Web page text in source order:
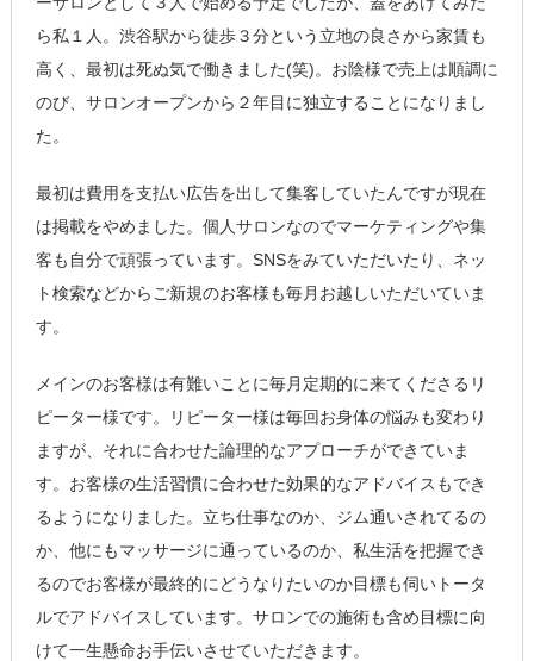
ら私１人。渋谷駅から徒歩３分という立地の良さから家賃も
高く、最初は死ぬ気で働きました(笑)。お陰様で売上は順調に
のび、サロンオープンから２年目に独立することになりまし
た。
最初は費用を支払い広告を出して集客していたんですが現在
は掲載をやめました。個人サロンなのでマーケティングや集
客も自分で頑張っています。SNSをみていただいたり、ネッ
ト検索などからご新規のお客様も毎月お越しいただいていま
す。
メインのお客様は有難いことに毎月定期的に来てくださるリ
ピーター様です。リピーター様は毎回お身体の悩みも変わり
ますが、それに合わせた論理的なアプローチができていま
す。お客様の生活習慣に合わせた効果的なアドバイスもでき
るようになりました。立ち仕事なのか、ジム通いされてるの
か、他にもマッサージに通っているのか、私生活を把握でき
るのでお客様が最終的にどうなりたいのか目標も伺いトータ
ルでアドバイスしています。サロンでの施術も含め目標に向
けて一生懸命お手伝いさせていただきます。